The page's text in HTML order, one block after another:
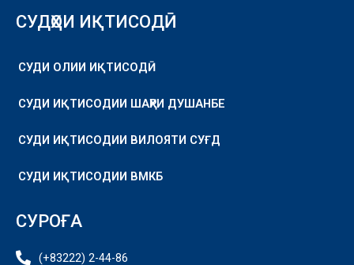
СУДҲОИ ИҚТИСОДӢ
СУДИ ОЛИИ ИҚТИСОДӢ
СУДИ ИҚТИСОДИИ ШАҲРИ ДУШАНБЕ
СУДИ ИҚТИСОДИИ ВИЛОЯТИ СУҒД
СУДИ ИҚТИСОДИИ ВМКБ
СУРОҒА
(+83222) 2-44-86